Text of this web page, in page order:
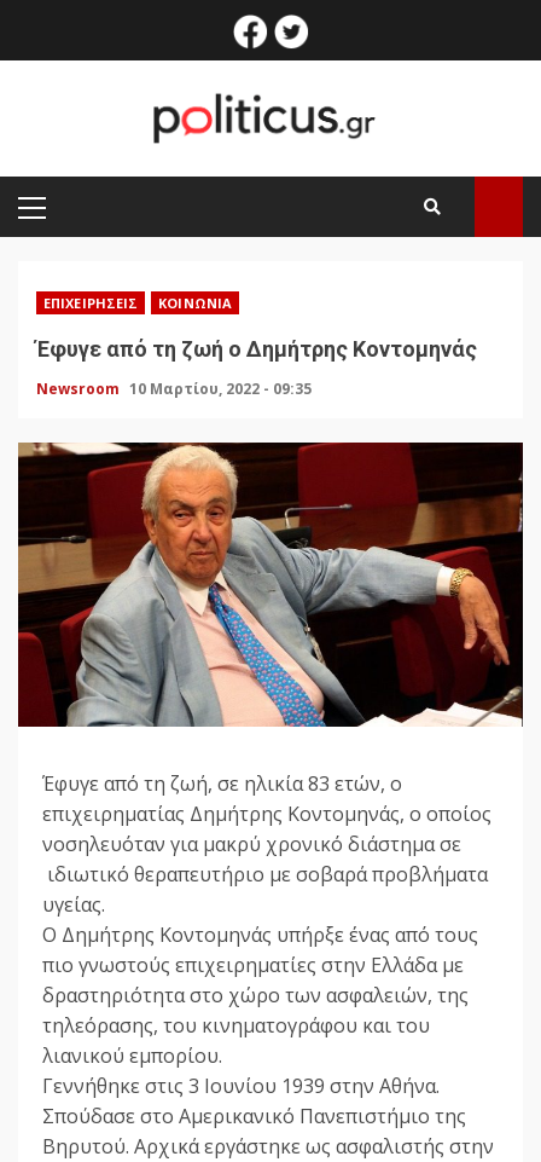
facebook
PRIMARY
MENU
ΕΠΙΧΕΙΡΉΣΕΙΣ ΚΟΙΝΩΝΊΑ
Έφυγε από τη ζωή ο Δημήτρης Κοντομηνάς
Newsroom 10 Μαρτίου, 2022 - 09:35
Έφυγε από τη ζωή, σε ηλικία 83 ετών, ο
επιχειρηματίας Δημήτρης Κοντομηνάς, ο οποίος
νοσηλευόταν για μακρύ χρονικό διάστημα σε
ιδιωτικό θεραπευτήριο με σοβαρά προβλήματα
υγείας.
Ο Δημήτρης Κοντομηνάς υπήρξε ένας από τους
πιο γνωστούς επιχειρηματίες στην Ελλάδα με
δραστηριότητα στο χώρο των ασφαλειών, της
τηλεόρασης, του κινηματογράφου και του
λιανικού εμπορίου.
Γεννήθηκε στις 3 Ιουνίου 1939 στην Αθήνα.
Σπούδασε στο Αμερικανικό Πανεπιστήμιο της
Βηρυτού. Αρχικά εργάστηκε ως ασφαλιστής στην